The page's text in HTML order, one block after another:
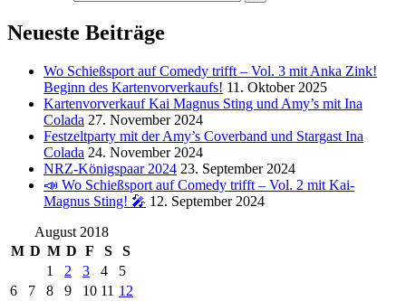
Neueste Beiträge
Wo Schießsport auf Comedy trifft – Vol. 3 mit Anka Zink!
Beginn des Kartenvorverkaufs! 11. Oktober 2025
Kartenvorverkauf Kai Magnus Sting und Amy’s mit Ina
Colada 27. November 2024
Festzeltparty mit der Amy’s Coverband und Stargast Ina
Colada 24. November 2024
NRZ-Königspaar 2024 23. September 2024
📣 Wo Schießsport auf Comedy trifft – Vol. 2 mit Kai-
Magnus Sting! 🎤 12. September 2024
August 2018
M D M D F S
S
1
2 3 4
5
6
7 8 9 10 11 12